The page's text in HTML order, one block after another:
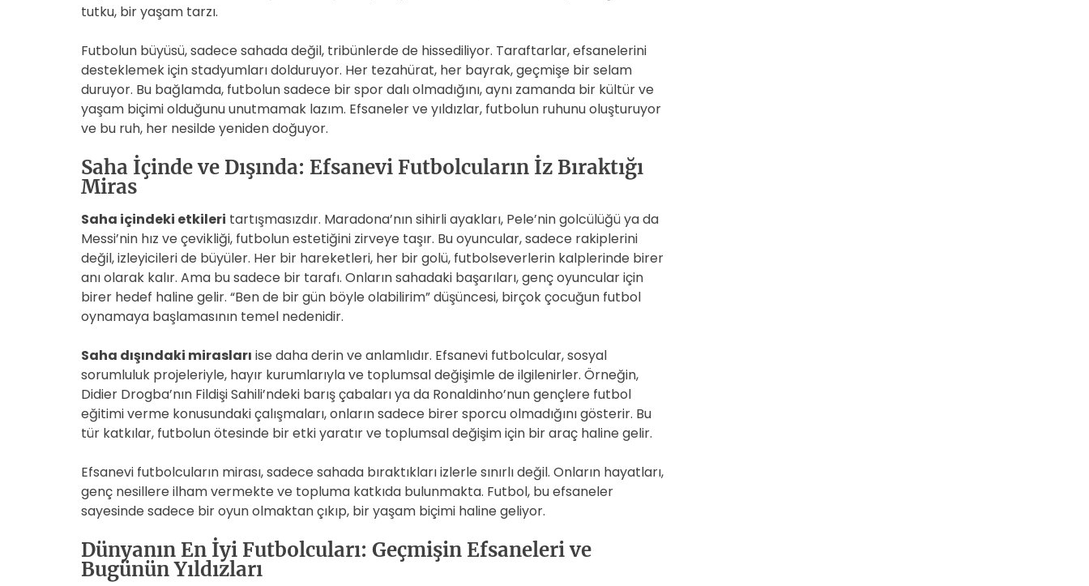
tutku, bir yaşam tarzı.
Futbolun büyüsü, sadece sahada değil, tribünlerde de hissediliyor. Taraftarlar, efsanelerini
desteklemek için stadyumları dolduruyor. Her tezahürat, her bayrak, geçmişe bir selam
duruyor. Bu bağlamda, futbolun sadece bir spor dalı olmadığını, aynı zamanda bir kültür ve
yaşam biçimi olduğunu unutmamak lazım. Efsaneler ve yıldızlar, futbolun ruhunu oluşturuyor
ve bu ruh, her nesilde yeniden doğuyor.
Saha İçinde ve Dışında: Efsanevi Futbolcuların İz Bıraktığı
Miras
Saha içindeki etkileri tartışmasızdır. Maradona’nın sihirli ayakları, Pele’nin golcülüğü ya da
Messi’nin hız ve çevikliği, futbolun estetiğini zirveye taşır. Bu oyuncular, sadece rakiplerini
değil, izleyicileri de büyüler. Her bir hareketleri, her bir golü, futbolseverlerin kalplerinde birer
anı olarak kalır. Ama bu sadece bir tarafı. Onların sahadaki başarıları, genç oyuncular için
birer hedef haline gelir. “Ben de bir gün böyle olabilirim” düşüncesi, birçok çocuğun futbol
oynamaya başlamasının temel nedenidir.
Saha dışındaki mirasları ise daha derin ve anlamlıdır. Efsanevi futbolcular, sosyal
sorumluluk projeleriyle, hayır kurumlarıyla ve toplumsal değişimle de ilgilenirler. Örneğin,
Didier Drogba’nın Fildişi Sahili’ndeki barış çabaları ya da Ronaldinho’nun gençlere futbol
eğitimi verme konusundaki çalışmaları, onların sadece birer sporcu olmadığını gösterir. Bu
tür katkılar, futbolun ötesinde bir etki yaratır ve toplumsal değişim için bir araç haline gelir.
Efsanevi futbolcuların mirası, sadece sahada bıraktıkları izlerle sınırlı değil. Onların hayatları,
genç nesillere ilham vermekte ve topluma katkıda bulunmakta. Futbol, bu efsaneler
sayesinde sadece bir oyun olmaktan çıkıp, bir yaşam biçimi haline geliyor.
Dünyanın En İyi Futbolcuları: Geçmişin Efsaneleri ve
Bugünün Yıldızları